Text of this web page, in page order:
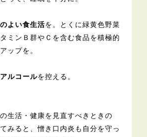
よい食生活を。とくに緑黄色野菜
ミンＢ群やＣを含む食品を積極的
ップを。
アルコールを控える。
生活・健康を見直すべきときの
みると、憎き口内炎も自分を守っ